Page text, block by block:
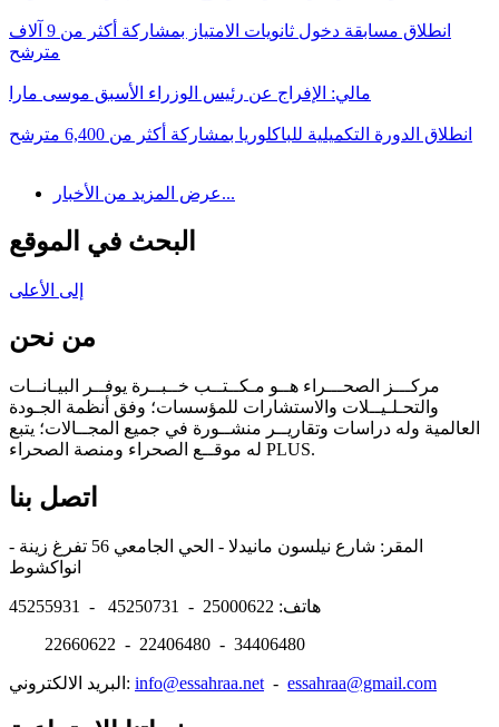
انطلاق مسابقة دخول ثانويات الامتياز بمشاركة أكثر من 9 آلاف
مترشح
مالي: الإفراج عن رئيس الوزراء الأسبق موسى مارا
انطلاق الدورة التكميلية للباكلوريا بمشاركة أكثر من 6,400 مترشح
عرض المزيد من الأخبار...
البحث في الموقع
إلى الأعلى
من نحن
مركـــز الصحـــراء هــو مـكــتــب خــبــرة يوفــر البيـانــات
والتحـلـيــلات والاستشارات للمؤسسات؛ وفق أنظمة الجـودة
العالمية وله دراسات وتقاريــر منشــورة في جميع المجــالات؛ يتبع
له موقــع الصحراء ومنصة الصحراء PLUS.
اتصل بنا
المقر: شارع نيلسون مانيدلا - الحي الجامعي 56 تفرغ زينة -
هاتف: 25000622 - 45250731 - 45255931
22660622 - 22406480 - 34406480
البريد الالكتروني: info@essahraa.net - essahraa@gmail.com